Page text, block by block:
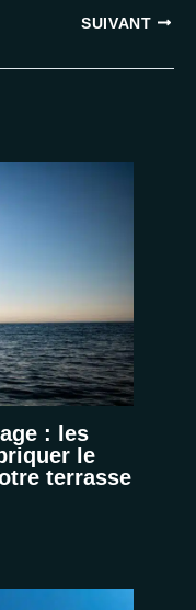
SUIVANT
: les
le
terrasse